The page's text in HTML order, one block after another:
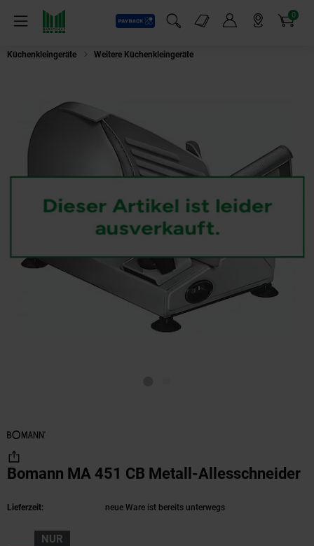
Menü
Payback
Suchfeld einblenden
Markt-Angebote 0
Artikel
Küchenkleingeräte Weitere Küchenkleingeräte
Bomann MA 451 CB Metall-Allesschneider
Lieferzeit: neue Ware ist bereits unterwegs
NUR